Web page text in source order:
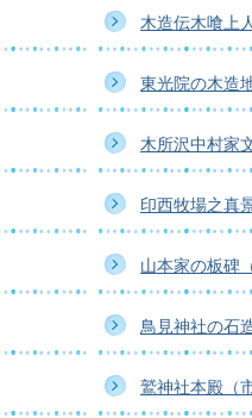
木造伝木喰上
東光院の木造
木所沢中村家
印西牧場之真
山本家の板碑
鳥見神社の石
鷲神社本殿（